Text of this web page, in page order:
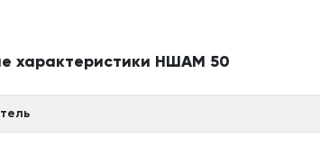
характеристики НШАМ 50